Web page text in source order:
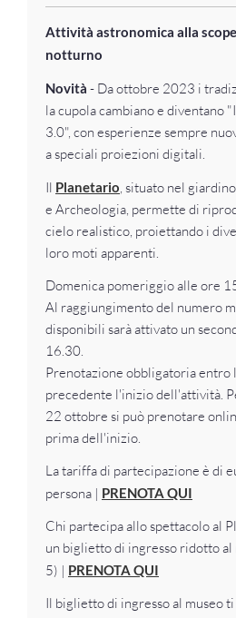
Attività astronomica alla
notturno
Novità - Da ottobre 2023 i
la cupola cambiano e diventano
3.0", con esperienze sempre
a speciali proiezioni digitali.
Il Planetario , situato nel
e Archeologia, permette di
cielo realistico, proiettando i
loro moti apparenti.
Domenica pomeriggio alle ore
Al raggiungimento del numero
disponibili sarà attivato un
16.30.
Prenotazione obbligatoria
precedente l'inizio dell'attività.
22 ottobre si può prenotare
prima dell'inizio.
La tariffa di partecipazione è di
persona | PRENOTA QUI
Chi partecipa allo spettacolo al
un biglietto di ingresso ridotto
5) | PRENOTA QUI
Il biglietto di ingresso al museo